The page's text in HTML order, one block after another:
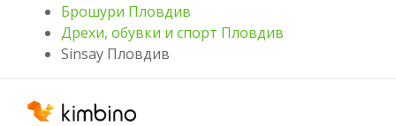
Брошури Пловдив
Дрехи, обувки и спорт Пловдив
Sinsay Пловдив